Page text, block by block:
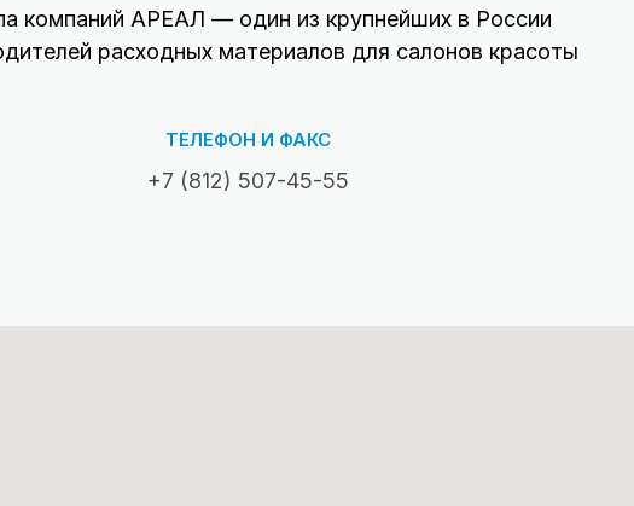
компаний АРЕАЛ — один из крупнейших в России
расходных материалов для салонов красоты
ТЕЛЕФОН И ФАКС
+7 (812) 507-45-55